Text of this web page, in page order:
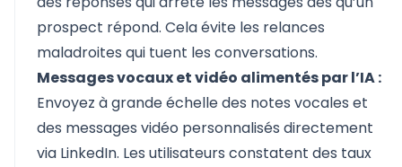
prospect répond. Cela évite les relances
maladroites qui tuent les conversations.
Messages vocaux et vidéo alimentés par l’IA :
Envoyez à grande échelle des notes vocales et
des messages vidéo personnalisés directement
via LinkedIn. Les utilisateurs constatent des taux